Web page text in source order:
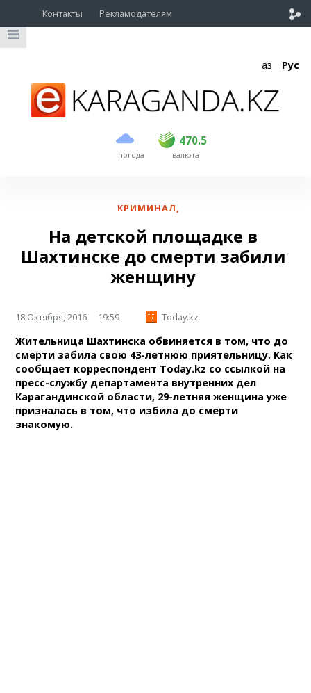
Контакты Рекламодателям
Қаз Рус
погода
470.5
USD 468.5 470.5
EUR валюта
КРИМИНАЛ,
На детской площадке в
Шахтинске до смерти забили
женщину
18 Октября, 2016 19:59 Today.kz
Жительница Шахтинска обвиняется в том, что до
смерти забила свою 43-летнюю приятельницу. Как
сообщает корреспондент Today.kz со ссылкой на
пресс-службу департамента внутренних дел
Карагандинской области, 29-летняя женщина уже
призналась в том, что избила до смерти
знакомую.